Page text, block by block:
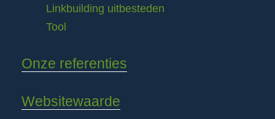
Linkbuilding uitbesteden
Tool
Onze referenties
Websitewaarde